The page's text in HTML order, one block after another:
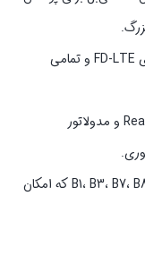
: پشتیبانی از سیم‌کارت‌های FD-LTE و تمامی
: مجهز به چیپست Realtek و مدولاتور
: شامل B1، B3، B7، B8، B20، B40 که امکان